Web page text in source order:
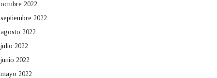
octubre 2022
septiembre 2022
agosto 2022
julio 2022
junio 2022
mayo 2022